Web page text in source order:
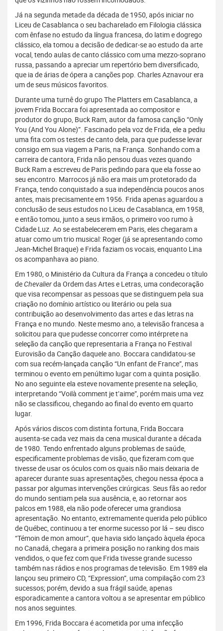
Já na segunda metade da década de 1950, após iniciar no
Liceu de Casablanca o seu bacharelado em Filologia clássica
com ênfase no estudo da língua francesa, do latim e dogrego
clássico, ela tomou a decisão de dedicar-se ao estudo da arte
vocal, tendo aulas de canto clássico com uma mezzo-soprano
russa, passando a apreciar um repertório bem diversificado,
que ia de árias de ópera a canções pop. Charles Aznavour era
um de seus músicos favoritos.
Durante uma turnê do grupo The Platters em Casablanca, a
jovem Frida Boccara foi apresentada ao compositor e
produtor do grupo, Buck Ram, autor da famosa canção “Only
You (And You Alone)”. Fascinado pela voz de Frida, ele a pediu
uma fita com os testes de canto dela, para que pudesse levar
consigo em sua viagem a Paris, na França. Sonhando com a
carreira de cantora, Frida não pensou duas vezes quando
Buck Ram a escreveu de Paris pedindo para que ela fosse ao
seu encontro. Marrocos já não era mais um protetorado da
França, tendo conquistado a sua independência poucos anos
antes, mais precisamente em 1956. Frida apenas aguardou a
conclusão de seus estudos no Liceu de Casablanca, em 1958,
e então tomou, junto a seus irmãos, o primeiro voo rumo à
Cidade Luz. Ao se estabelecerem em Paris, eles chegaram a
atuar como um trio musical: Roger (já se apresentando como
Jean-Michel Braque) e Frida faziam os vocais, enquanto Lina
os acompanhava ao piano.
Em 1980, o Ministério da Cultura da França a concedeu o título
deChevalierda Ordem das Artes e Letras, uma condecoração
que visa recompensar as pessoas que se distinguem pela sua
criação no domínio artístico ou literário ou pela sua
contribuição ao desenvolvimento das artes e das letras na
França e no mundo. Neste mesmo ano, a televisão francesa a
solicitou para que pudesse concorrer como intérprete na
seleção da canção que representaria a França no Festival
Eurovisão da Canção daquele ano. Boccara candidatou-se
com sua recém-lançada canção “Un enfant de France”, mas
terminou o evento em penúltimo lugar com a quinta posição.
No ano seguinte ela esteve novamente presente na seleção,
interpretando “Voilà comment je t’aime”, porém mais uma vez
não se classificou, chegando ao final do evento em quarto
lugar.
Após vários discos com distinta fortuna, Frida Boccara
ausenta-se cada vez mais da cena musical durante a década
de 1980. Tendo enfrentado alguns problemas de saúde,
especificamente problemas de visão, que fizeram com que
tivesse de usar os óculos com os quais não mais deixaria de
aparecer durante suas apresentações, chegou nessa época a
passar por algumas intervenções cirúrgicas. Seus fãs ao redor
do mundo sentiam pela sua ausência, e, ao retornar aos
palcos em 1988, ela não pode oferecer uma grandiosa
apresentação. No entanto, extremamente querida pelo público
de Québec, continuou a ter enorme sucesso por lá – seu disco
“Témoin de mon amour”, que havia sido lançado àquela época
no Canadá, chegara a primeira posição no ranking dos mais
vendidos, o que fez com que Frida tivesse grande sucesso
também nas rádios e nos programas de televisão. Em 1989 ela
lançou seu primeiro CD, “Expression”, uma compilação com 23
sucessos; porém, devido a sua frágil saúde, apenas
esporadicamente a cantora voltou a se apresentar em público
nos anos seguintes.
Em 1996, Frida Boccara é acometida por uma infecção